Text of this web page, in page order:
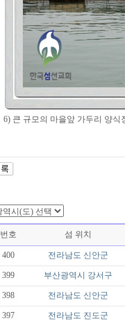
6) 큰 규모의 마을앞 가두리 양식
번호 섬 위치
400 전라남도 신안군
399 부산광역시 강서구
398 전라남도 신안군
397 전라남도 진도군